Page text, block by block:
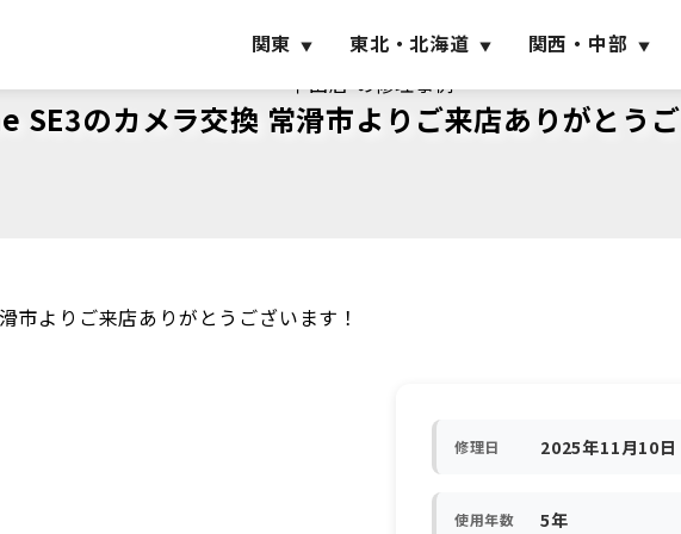
関東 東北・北海道 関西・中部
半田店 の修理事例
SE3のカメラ交換 常滑市よりご来店ありがとうご
市よりご来店ありがとうございます！
修理日 2025年11月10日
使用年数 5年